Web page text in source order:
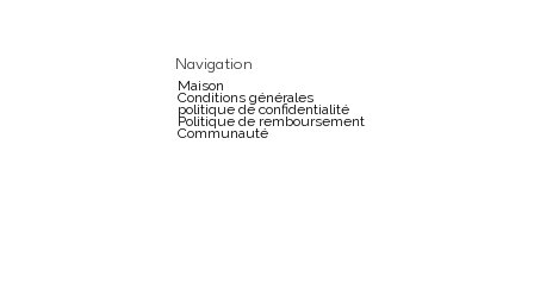
Navigation
Maison
Conditions générales
politique de confidentialité
Politique de remboursement
Communauté